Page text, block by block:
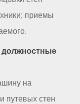
приемы
должностные
на
путевых стен